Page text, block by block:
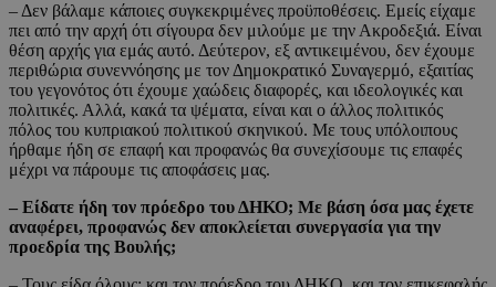
– Δεν βάλαμε κάποιες συγκεκριμένες προϋποθέσεις. Εμείς είχαμε
πει από την αρχή ότι σίγουρα δεν μιλούμε με την Ακροδεξιά. Είναι
θέση αρχής για εμάς αυτό. Δεύτερον, εξ αντικειμένου, δεν έχουμε
περιθώρια συνεννόησης με τον Δημοκρατικό Συναγερμό, εξαιτίας
του γεγονότος ότι έχουμε χαώδεις διαφορές, και ιδεολογικές και
πολιτικές. Αλλά, κακά τα ψέματα, είναι και ο άλλος πολιτικός
πόλος του κυπριακού πολιτικού σκηνικού. Με τους υπόλοιπους
ήρθαμε ήδη σε επαφή και προφανώς θα συνεχίσουμε τις επαφές
μέχρι να πάρουμε τις αποφάσεις μας.
– Είδατε ήδη τον πρόεδρο του ΔΗΚΟ; Με βάση όσα μας έχετε
αναφέρει, προφανώς δεν αποκλείεται συνεργασία για την
προεδρία της Βουλής;